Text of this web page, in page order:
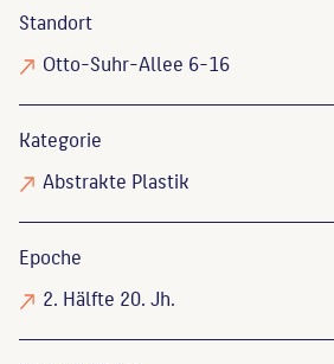
Standort
Otto-Suhr-Allee 6-16
Kategorie
Abstrakte Plastik
Epoche
2. Hälfte 20. Jh.